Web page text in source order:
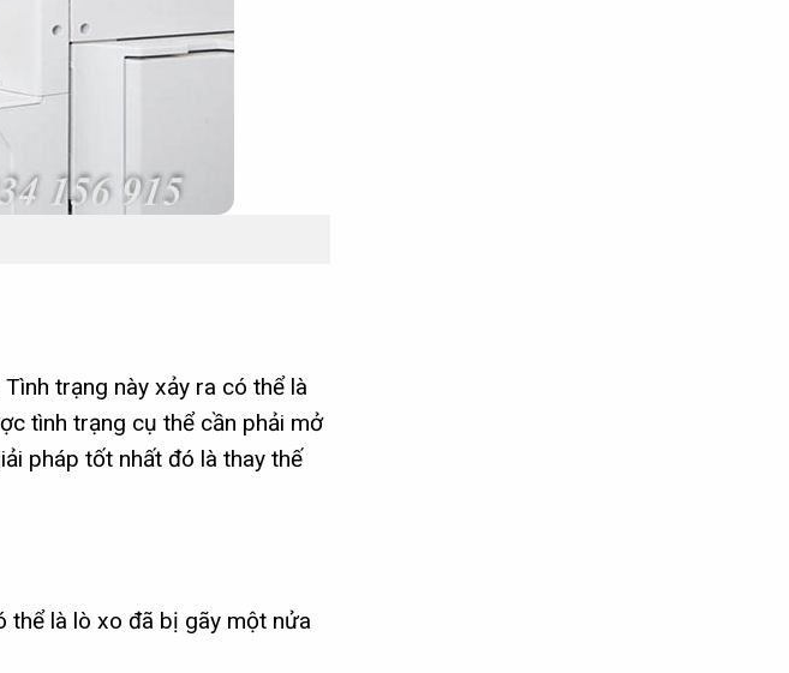
trạng này xảy ra có thể là
tình trạng cụ thể cần phải mở
pháp tốt nhất đó là thay thế
thể là lò xo đã bị gãy một nửa